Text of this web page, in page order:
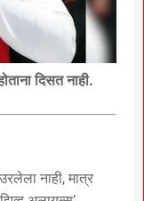
दिसत नाही.
नाही, मात्र